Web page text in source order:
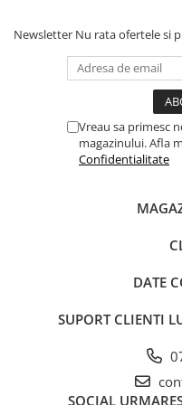
Îngrijire Rozătoare
Așternut Igienic Rozătoare
Cuști Rozătoare
Accesorii Acvarii
Newsletter Nu rata ofertele si
Vreau sa primesc
magazinului. Afla
Confidentialitate
DATE
SUPORT CLIENTI
SOCIAL